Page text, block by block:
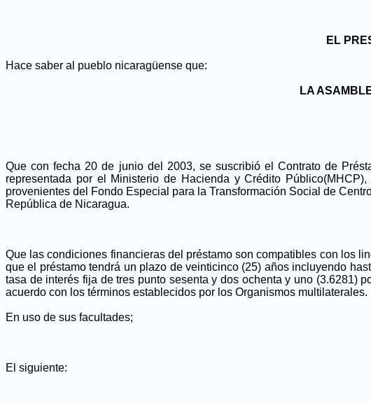
EL
Hace saber al pueblo nicaragüense que:
LA
Que con fecha 20 de junio del 2003, se suscribió el Contrato de
representada por el Ministerio de Hacienda y Crédito
provenientes del Fondo Especial para la Transformación Social de
República de Nicaragua.
Que las condiciones financieras del préstamo son compatibles con los
que el préstamo tendrá un plazo de veinticinco (25) años incluyendo
tasa de interés fija de tres punto sesenta y dos ochenta y uno (3.6281)
acuerdo con los términos establecidos por los Organismos multilaterales.
En uso de sus facultades;
El siguiente: